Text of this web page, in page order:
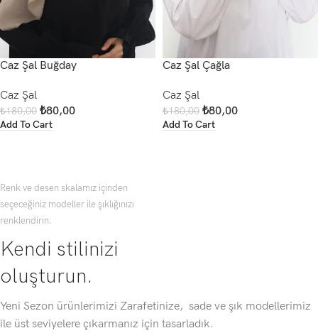
Caz Şal Buğday
Caz Şal
₺180,00 ₺80,00
Add To Cart
Caz Şal Çağla
Caz Şal
₺180,00 ₺80,00
Add To Cart
Renk ve desen skalamız içinden
seçeceğiniz modeller ile şıklığınızı
renklendirin.
Kendi stilinizi
oluşturun.
Yeni Sezon ürünlerimizi Zarafetinize, sade ve şık modellerimiz
ile üst seviyelere çıkarmanız için tasarladık.